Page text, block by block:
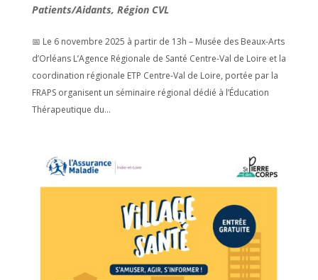
Patients/Aidants, Région CVL
📅 Le 6 novembre 2025 à partir de 13h – Musée des Beaux-Arts
d’Orléans L’Agence Régionale de Santé Centre-Val de Loire et la
coordination régionale ETP Centre-Val de Loire, portée par la
FRAPS organisent un séminaire régional dédié à l’Éducation
Thérapeutique du...